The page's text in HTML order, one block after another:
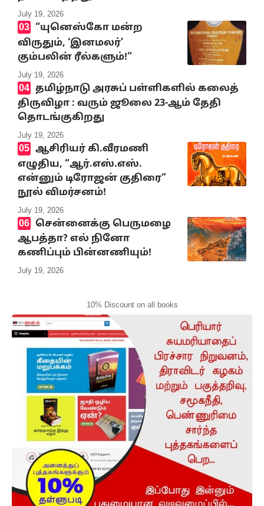
July 19, 2026
“யுனெஸ்கோ மன்ற
விருதும், ‘இனமலர்’
கும்பலின் ரீல்களும்!”
July 19, 2026
தமிழ்நாடு அரசுப் பள்ளிகளில் கலைத்
திருவிழா : வரும் ஜூலை 23-ஆம் தேதி
தொடங்குகிறது
July 19, 2026
ஆசிரியர் கி.வீரமணி
எழுதிய, “ஆர்.எஸ்.எஸ்.
என்னும் டிரோஜன் குதிரை”
நூல் விமர்சனம்!
July 19, 2026
சென்னைக்கு பெருமழை
ஆபத்தா? எல் நினோ
கணிப்பும் பின்னணியும்!
July 19, 2026
10% Discount on all books